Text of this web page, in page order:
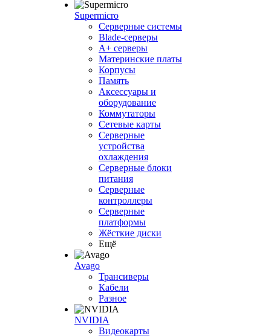
Supermicro
Серверные системы
Blade-серверы
A+ серверы
Материнские платы
Корпусы
Память
Аксессуары и
оборудование
Коммутаторы
Сетевые карты
Серверные
устройства
охлаждения
Серверные блоки
питания
Серверные
контроллеры
Серверные
платформы
Жёсткие диски
Ещё
Avago
Трансиверы
Кабели
Разное
NVIDIA
Видеокарты